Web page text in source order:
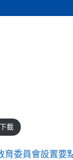
下載
育委員會設置要